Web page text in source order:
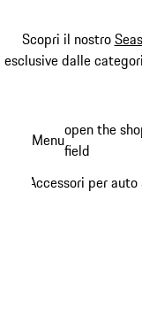
Scopri il nostro
esclusive dalle
principale
Menuopen the
field
Accessori per auto